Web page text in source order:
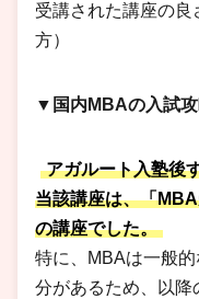
受講された講座の
方）
▼国内MBAの入試
アガルート入塾後
当該講座は、「
の講座でした。
特に、MBAは一般
分があるため、以降